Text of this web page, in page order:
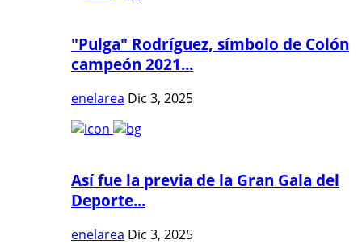
"Pulga" Rodríguez, símbolo de Colón
campeón 2021...
enelarea Dic 3, 2025
Así fue la previa de la Gran Gala del
Deporte...
enelarea Dic 3, 2025